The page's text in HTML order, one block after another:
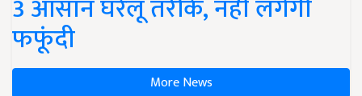
3 आसान घरेलू तरीके, नहीं लगेगी
फफूंदी
More News